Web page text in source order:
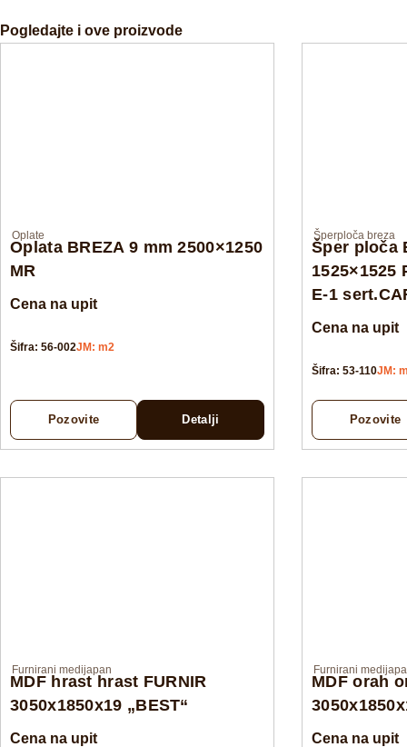
Pogledajte i ove proizvode
Oplate
Oplata BREZA 9 mm 2500×1250
MR
Cena na upit
Šifra: 56-002JM: m2
Pozovite Detalji
Šperploča breza
Šper ploča
1525×1525
E-1
Cena na upit
Šifra: 53-110JM:
Pozovite
Furnirani medijapan
MDF hrast hrast FURNIR
3050x1850x19 „BEST“
Cena na upit
Furnirani
MDF orah
Cena na upit